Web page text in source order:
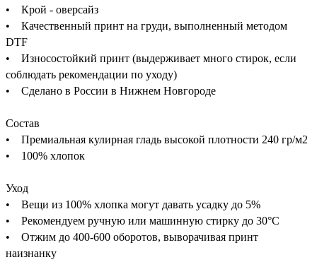
• Крой - оверсайз
• Качественный принт на груди, выполненный методом
DTF
• Износостойкий принт (выдерживает много стирок, если
соблюдать рекомендации по уходу)
• Сделано в России в Нижнем Новгороде
Состав
• Премиальная кулирная гладь высокой плотности 240 гр/м2
• 100% хлопок
Уход
• Вещи из 100% хлопка могут давать усадку до 5%
• Рекомендуем ручную или машинную стирку до 30°C
• Отжим до 400-600 оборотов, выворачивая принт
наизнанку